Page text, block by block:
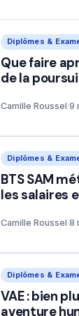
Diplômes &
Que faire
de la
Camille Roussel·9
Diplômes &
BTS SAM
les salaires
Camille Roussel·8
Diplômes &
VAE : bien
aventure